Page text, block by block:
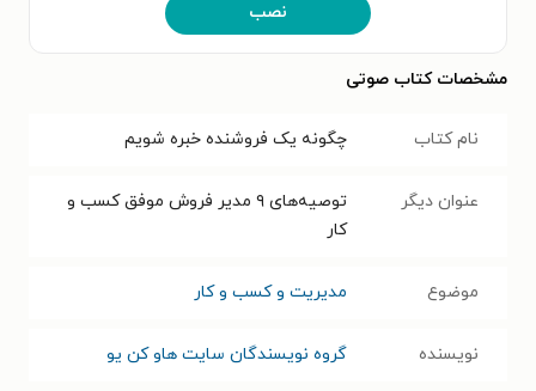
نصب
مشخصات کتاب صوتی
نام کتاب چگونه یک فروشنده خبره شویم
عنوان دیگر
توصیه‌های ۹ مدیر فروش موفق کسب و
کار
موضوع مدیریت و کسب و کار
نویسنده گروه نویسندگان سایت هاو کن یو